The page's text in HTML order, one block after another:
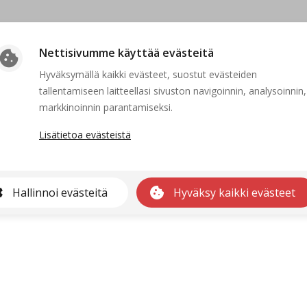
Suljettu
ei voida näyttää, koska sen hakuaika ei ole voimassa tai se on
cookie Nettisivumme käyttää evästeitä
Hyväksymällä kaikki evästeet, suostut evästeiden
tallentamiseen laitteellasi sivuston navigoinnin, analysoinnin,
markkinoinnin parantamiseksi.
Lisätietoa evästeistä
Hallinnoi evästeitä cookie Hyväksy kaikki evästeet